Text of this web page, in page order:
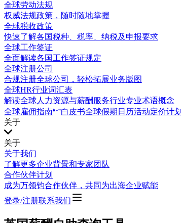
全球劳动法规
权威法规政策，随时随地掌握
全球税收政策
快速了解各国税种、税率、纳税及申报要求
全球工作签证
全面解读各国工作签证规定
全球注册公司
合规注册全球公司，轻松拓展业务版图
全球HR行业词汇表
解读全球人力资源与薪酬服务行业专业术语概念
全球雇佣指南
白皮书全球假期日历活动定价计划
关于
关于
关于我们
了解更多企业背景和专家团队
合作伙伴计划
成为万领钧合作伙伴，共同为出海企业赋能
登录/注册联系我们